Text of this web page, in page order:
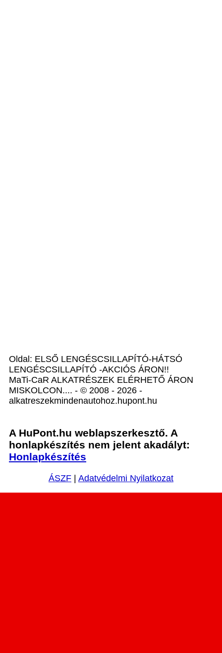
Oldal: ELSŐ LENGÉSCSILLAPÍTÓ-HÁTSÓ
LENGÉSCSILLAPÍTÓ -AKCIÓS ÁRON!!
MaTi-CaR ALKATRÉSZEK ELÉRHETŐ ÁRON
MISKOLCON.... - © 2008 - 2026 -
alkatreszekmindenautohoz.hupont.hu
A HuPont.hu weblapszerkesztő. A
honlapkészítés nem jelent akadályt:
Honlapkészítés
ÁSZF | Adatvédelmi Nyilatkozat